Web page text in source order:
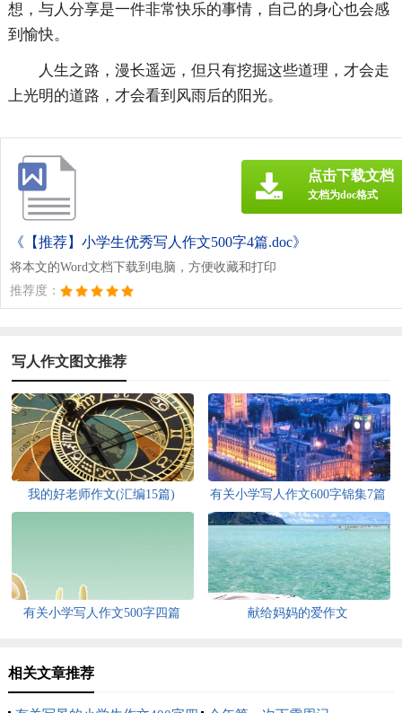
想，与人分享是一件非常快乐的事情，自己的身心也会感
到愉快。
人生之路，漫长遥远，但只有挖掘这些道理，才会走
上光明的道路，才会看到风雨后的阳光。
《【推荐】小学生优秀写人作文500字4篇.doc》
将本文的Word文档下载到电脑，方便收藏和打印
推荐度：
点击下载文档
文档为doc格式
写人作文图文推荐
我的好老师作文(汇编15篇) 有关小学写人作文600字锦集7篇
有关小学写人作文500字四篇 献给妈妈的爱作文
相关文章推荐